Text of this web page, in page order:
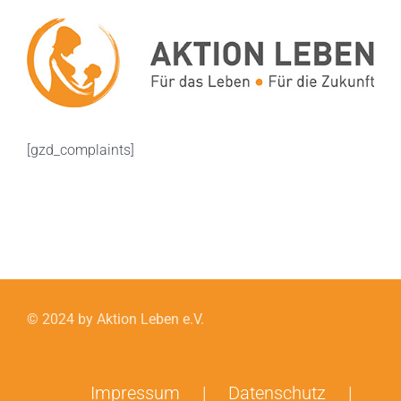
Inhalt
springen
[gzd_complaints]
© 2024 by Aktion Leben e.V.
Impressum
Datenschutz